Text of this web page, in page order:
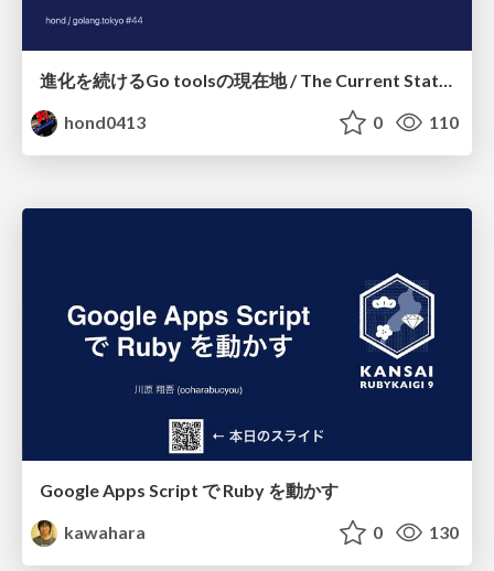
hond0413
0 110
Google Apps Script で Ruby を動かす
kawahara
0 130